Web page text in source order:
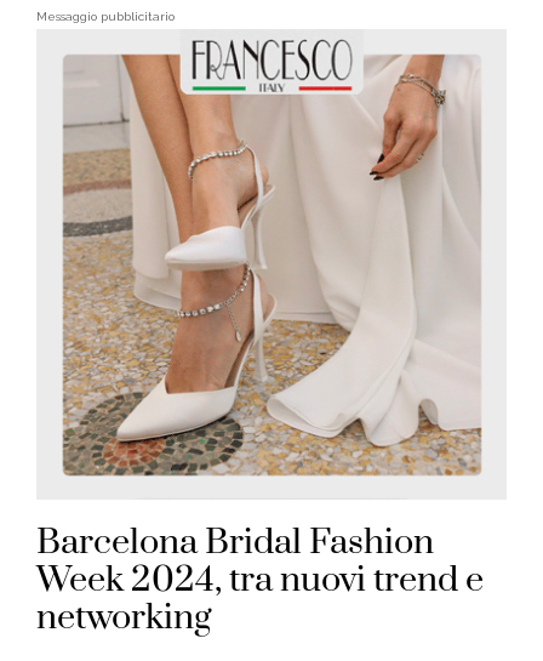
Messaggio pubblicitario
Barcelona Bridal Fashion
Week 2024, tra nuovi trend e
networking